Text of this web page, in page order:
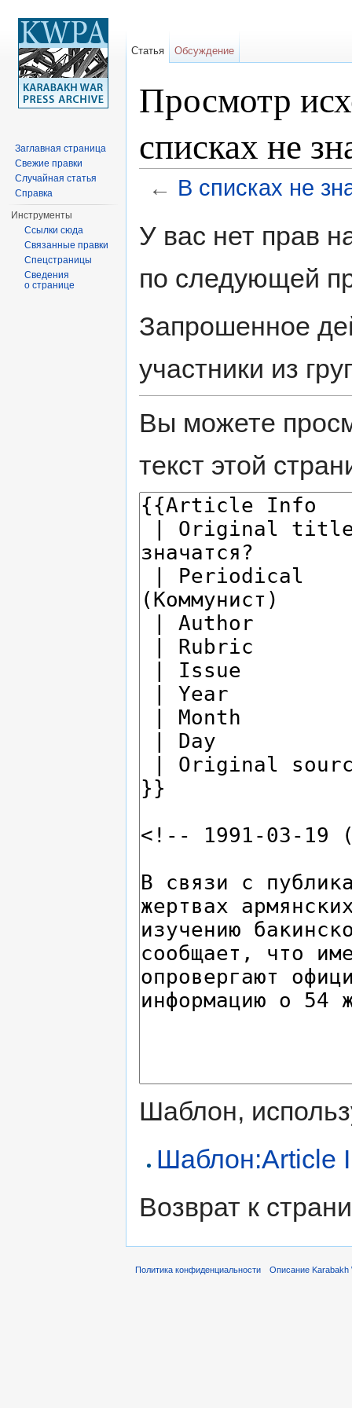
Просмотр
списках не
← В списках не
У вас нет прав
по следующей
Запрошенное
участники из
Вы можете
текст этой
Шаблон,
Шаблон:Article
Возврат к
Статья Обсуждение
Заглавная страница
Свежие правки
Случайная статья
Справка
Инструменты
Ссылки сюда
Связанные правки
Спецстраницы
Сведения
о странице
Политика конфиденциальности Описание Karabakh